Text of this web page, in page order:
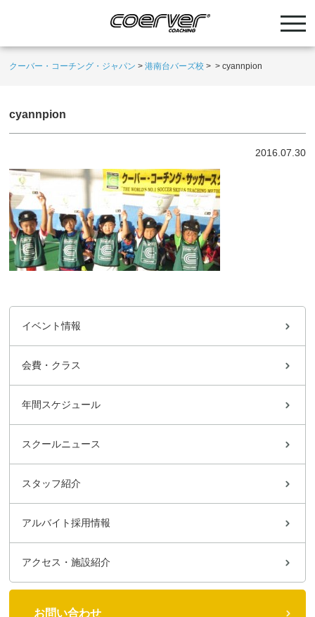
クーバー・コーチング・ジャパン >港南台バーズ校 > >cyannpion
cyannpion
2016.07.30
イベント情報
会費・クラス
年間スケジュール
スクールニュース
スタッフ紹介
アルバイト採用情報
アクセス・施設紹介
お問い合わせ